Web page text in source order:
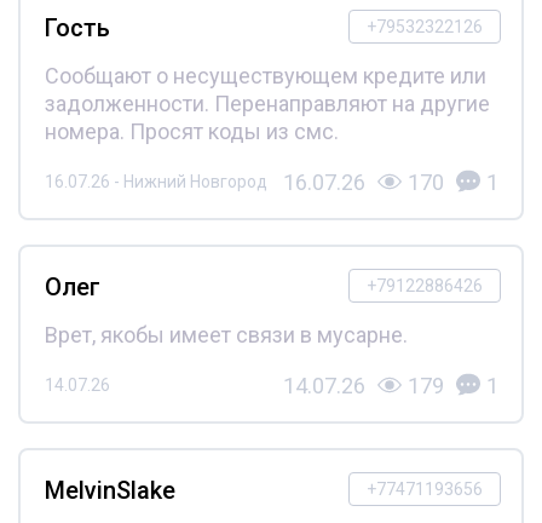
+79532322126
Гость
Сообщают о несуществующем кредите или
задолженности. Перенаправляют на другие
номера. Просят коды из смс.
16.07.26 - Нижний Новгород 16.07.26 170 1
+79122886426
Олег
Врет, якобы имеет связи в мусарне.
14.07.26 14.07.26 179 1
+77471193656
MelvinSlake